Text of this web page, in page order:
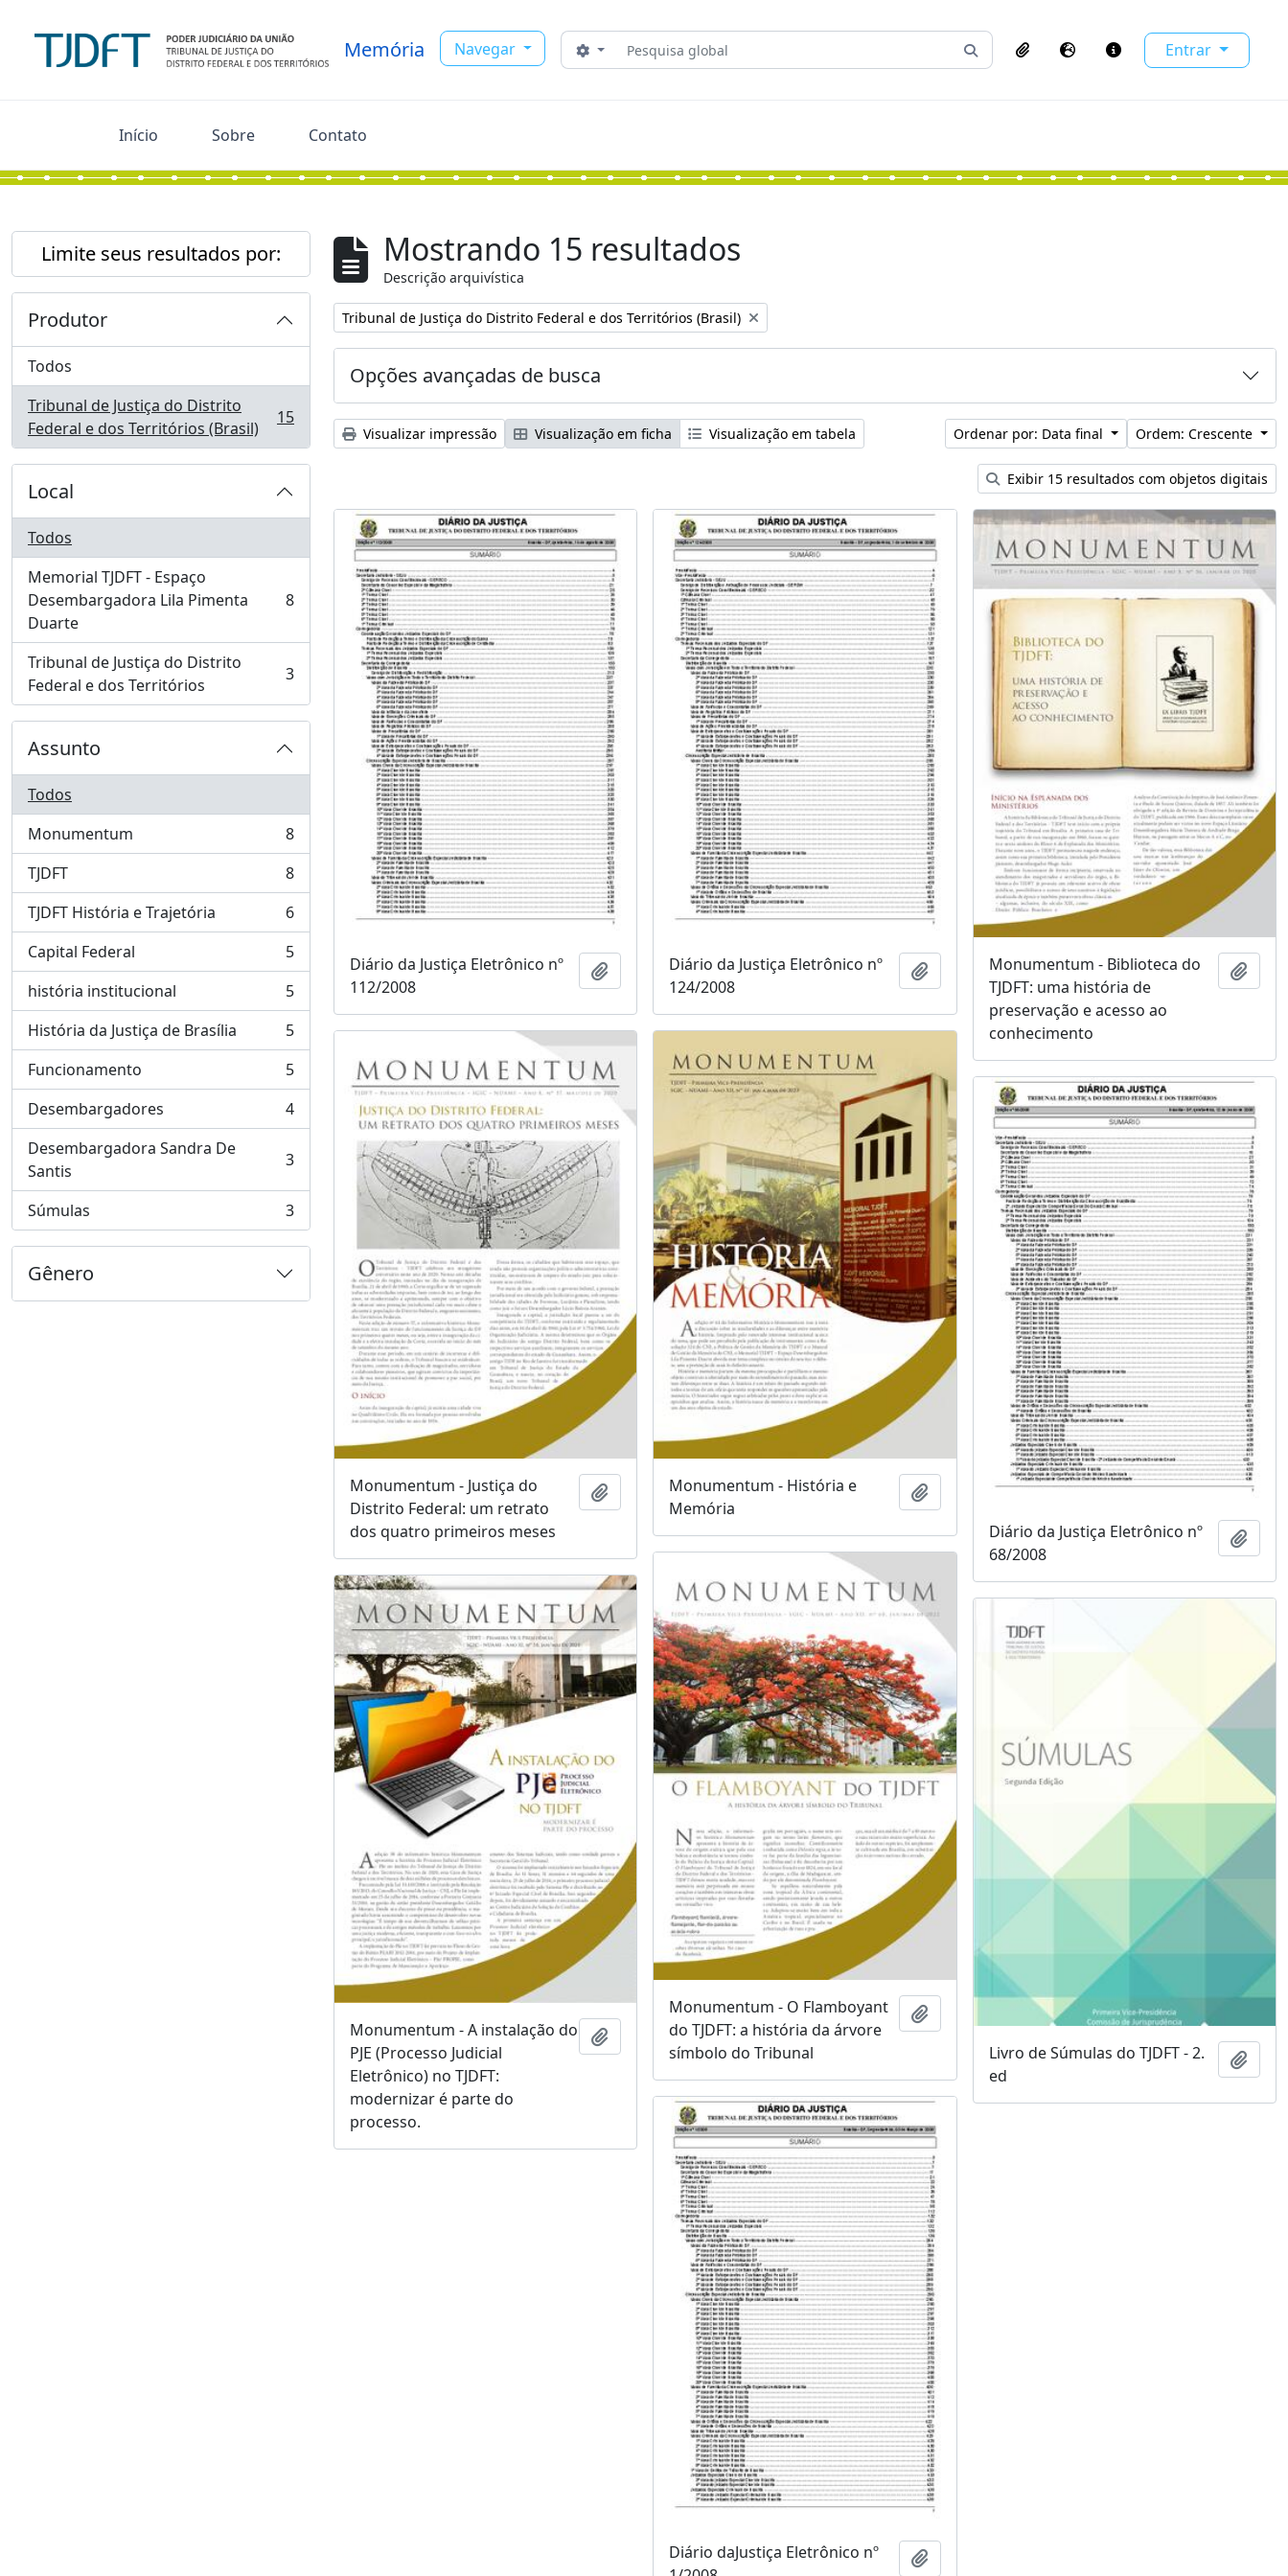
Memória Navegar Buscar
Opções de busca Busque na página de navegação
ClipboardIdioma Atalhos Entrar
Início Sobre Contato
Limite seus resultados por:
Produtor
Todos
Tribunal de Justiça do Distrito
Federal e dos Territórios (Brasil)
, 15 resultados 15
Local
Todos
Memorial TJDFT - Espaço
Desembargadora Lila Pimenta
Duarte
, 8 resultados 8
Tribunal de Justiça do Distrito
Federal e dos Territórios
, 3 resultados 3
Assunto
Todos
Monumentum
, 8 resultados
8
TJDFT
, 8 resultados
8
TJDFT História e Trajetória
, 6 resultados
6
Capital Federal
, 5 resultados
5
história institucional
, 5 resultados
5
História da Justiça de Brasília
, 5 resultados
5
Funcionamento
, 5 resultados
5
Desembargadores
, 4 resultados
4
Desembargadora Sandra De
Santis
, 3 resultados 3
Súmulas
, 3 resultados 3
Gênero
Mostrando 15 resultados
Descrição arquivística
Remover filtro:
Tribunal de Justiça do Distrito Federal e dos Territórios (Brasil)
Opções avançadas de busca
Visualizar impressão Visualização em ficha Visualização em tabela Ordenar por: Data final Ordem: Crescente
Exibir 15 resultados com objetos digitais
Diário da Justiça Eletrônico nº
112/2008
Adicionar a área de transferência
Diário da Justiça Eletrônico nº
124/2008
Adicionar a área de transferência
Monumentum - Biblioteca do
TJDFT: uma história de
preservação e acesso ao
conhecimento
Monumentum - Justiça do
Distrito Federal: um retrato
dos quatro primeiros meses
Adicionar a área de transferência
Monumentum - História e
Memória
Adicionar a área de transferência
Diário da Justiça Eletrônico nº
68/2008
Monumentum - O Flamboyant
do TJDFT: a história da árvore
símbolo do Tribunal
Adicionar a área de transferência
Monumentum - A instalação do
PJE (Processo Judicial
Eletrônico) no TJDFT:
modernizar é parte do
processo.
Adicionar a área de transferência
Livro de Súmulas do TJDFT - 2.
ed
Diário daJustiça Eletrônico nº
Adicionar a área de transferência